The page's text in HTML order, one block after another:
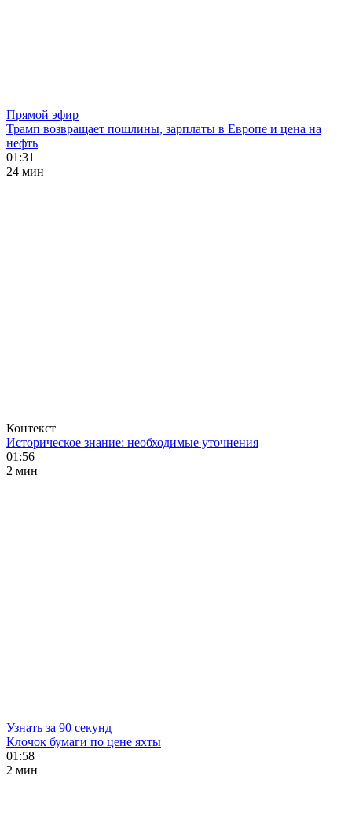
Прямой эфир
Трамп возвращает пошлины, зарплаты в Европе и цена на
нефть
01:31
24 мин
Контекст
Историческое знание: необходимые уточнения
01:56
2 мин
Узнать за 90 секунд
Клочок бумаги по цене яхты
01:58
2 мин